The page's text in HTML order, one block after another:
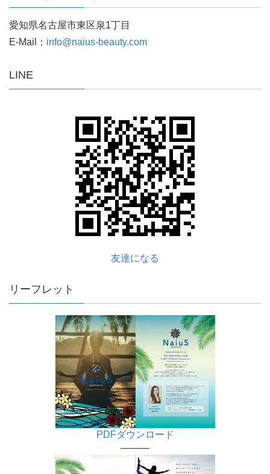
愛知県名古屋市東区泉1丁目
E-Mail： info@naius-beauty.com
LINE
友達になる
リーフレット
PDFダウンロード
———